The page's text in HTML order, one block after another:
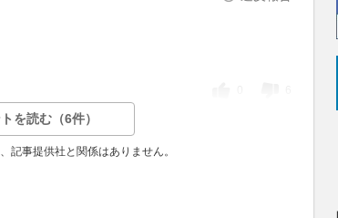
を読む（6件）
記事提供社と関係はありません。